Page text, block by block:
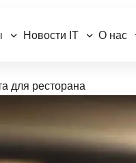
Новости IT О нас
для ресторана